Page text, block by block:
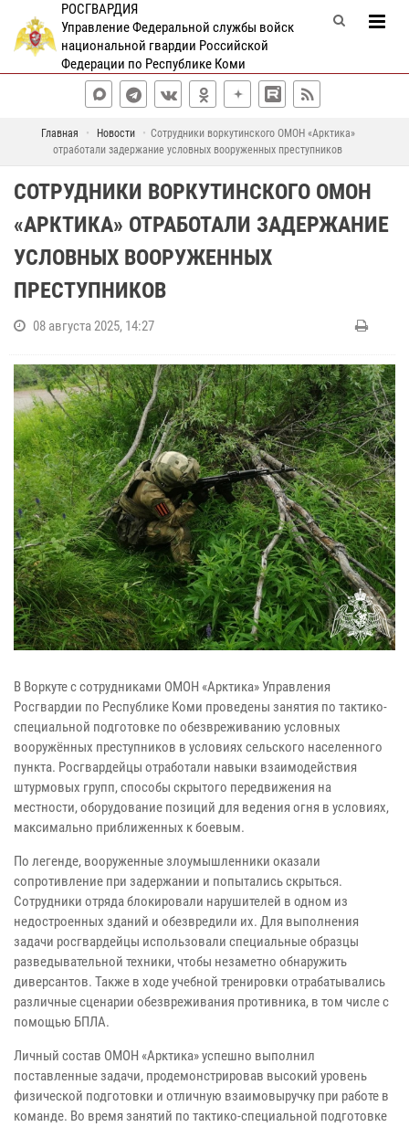
РОСГВАРДИЯ
Управление Федеральной службы войск
национальной гвардии Российской
Федерации по Республике Коми
Главная Новости
Сотрудники воркутинского ОМОН «Арктика»
отработали задержание условных вооруженных преступников
СОТРУДНИКИ ВОРКУТИНСКОГО ОМОН
«АРКТИКА» ОТРАБОТАЛИ ЗАДЕРЖАНИЕ
УСЛОВНЫХ ВООРУЖЕННЫХ
ПРЕСТУПНИКОВ
08 августа 2025, 14:27
В Воркуте с сотрудниками ОМОН «Арктика» Управления
Росгвардии по Республике Коми проведены занятия по тактико-
специальной подготовке по обезвреживанию условных
вооружённых преступников в условиях сельского населенного
пункта. Росгвардейцы отработали навыки взаимодействия
штурмовых групп, способы скрытого передвижения на
местности, оборудование позиций для ведения огня в условиях,
максимально приближенных к боевым.
По легенде, вооруженные злоумышленники оказали
сопротивление при задержании и попытались скрыться.
Сотрудники отряда блокировали нарушителей в одном из
недостроенных зданий и обезвредили их. Для выполнения
задачи росгвардейцы использовали специальные образцы
разведывательной техники, чтобы незаметно обнаружить
диверсантов. Также в ходе учебной тренировки отрабатывались
различные сценарии обезвреживания противника, в том числе с
помощью БПЛА.
Личный состав ОМОН «Арктика» успешно выполнил
поставленные задачи, продемонстрировав высокий уровень
физической подготовки и отличную взаимовыручку при работе в
команде. Во время занятий по тактико-специальной подготовке